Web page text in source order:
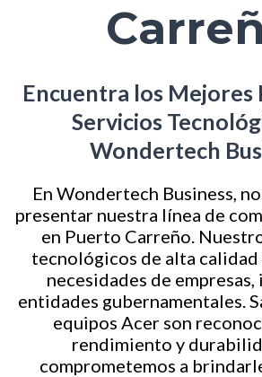
Encuentra los Mejores
Servicios
Wondertech
En Wondertech Business,
presentar nuestra línea de
en Puerto Carreño.
tecnológicos de alta calidad
necesidades de
entidades gubernamentales.
equipos Acer son
rendimiento y
comprometemos a